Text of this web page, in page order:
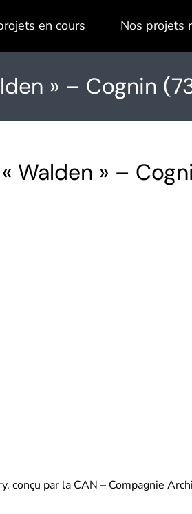
en cours Nos projets
» – Cognin
Walden » –
conçu par la CAN – Compagnie